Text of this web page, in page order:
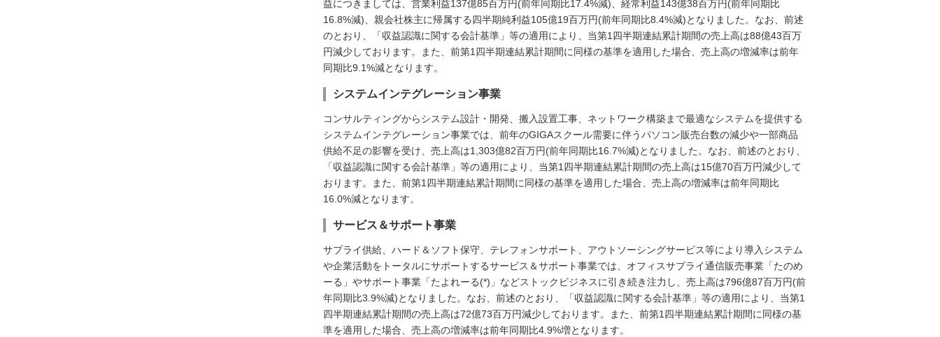
益につきましては、営業利益137億85百万円(前年同期比17.4%減)、経常利益143億38百万円(前年同期比
16.8%減)、親会社株主に帰属する四半期純利益105億19百万円(前年同期比8.4%減)となりました。なお、前述
のとおり、「収益認識に関する会計基準」等の適用により、当第1四半期連結累計期間の売上高は88億43百万
円減少しております。また、前第1四半期連結累計期間に同様の基準を適用した場合、売上高の増減率は前年
同期比9.1%減となります。
システムインテグレーション事業
コンサルティングからシステム設計・開発、搬入設置工事、ネットワーク構築まで最適なシステムを提供する
システムインテグレーション事業では、前年のGIGAスクール需要に伴うパソコン販売台数の減少や一部商品
供給不足の影響を受け、売上高は1,303億82百万円(前年同期比16.7%減)となりました。なお、前述のとおり、
「収益認識に関する会計基準」等の適用により、当第1四半期連結累計期間の売上高は15億70百万円減少して
おります。また、前第1四半期連結累計期間に同様の基準を適用した場合、売上高の増減率は前年同期比
16.0%減となります。
サービス＆サポート事業
サプライ供給、ハード＆ソフト保守、テレフォンサポート、アウトソーシングサービス等により導入システム
や企業活動をトータルにサポートするサービス＆サポート事業では、オフィスサプライ通信販売事業「たのめ
ーる」やサポート事業「たよれーる(*)」などストックビジネスに引き続き注力し、売上高は796億87百万円(前
年同期比3.9%減)となりました。なお、前述のとおり、「収益認識に関する会計基準」等の適用により、当第1
四半期連結累計期間の売上高は72億73百万円減少しております。また、前第1四半期連結累計期間に同様の基
準を適用した場合、売上高の増減率は前年同期比4.9%増となります。